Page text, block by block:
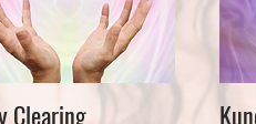
Schnellansicht
Clearing